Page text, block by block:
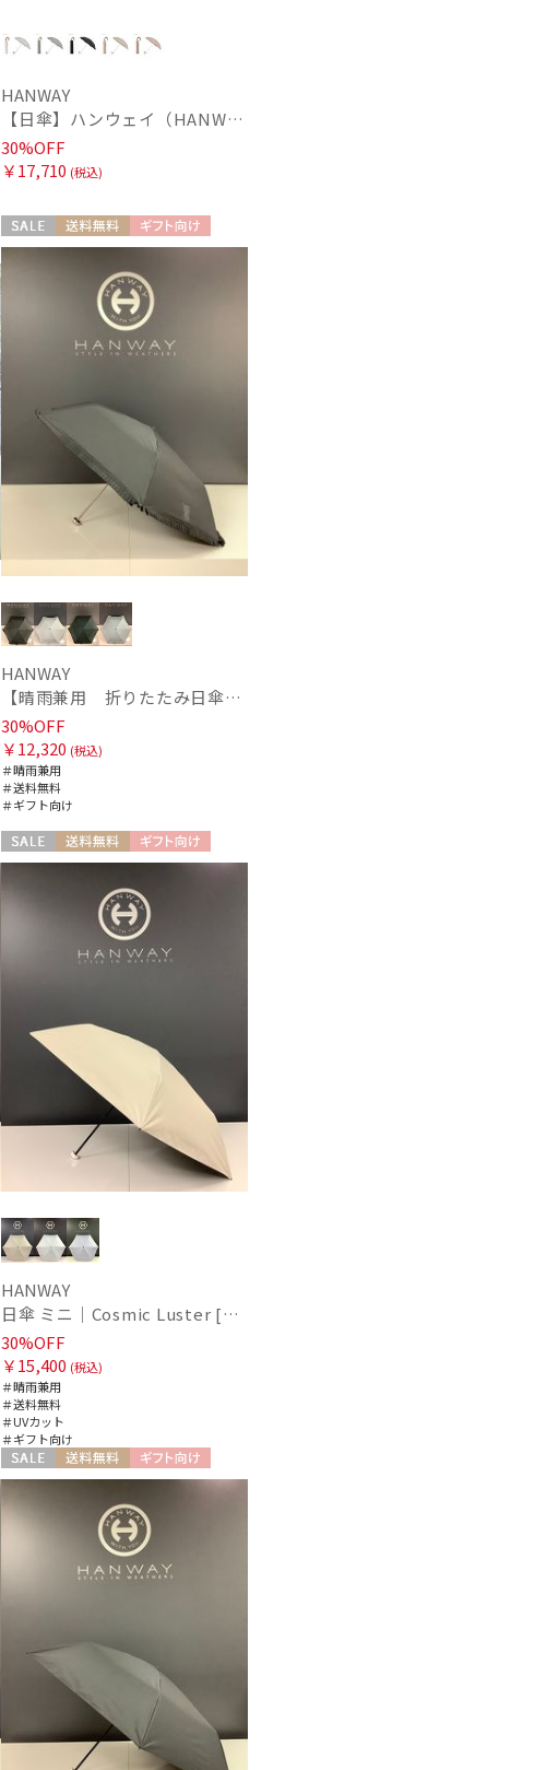
HANWAY
【日傘】ハンウェイ（HANWAY）Aoi 折りたたみ 木棒【公式ムーンバット】[Aoi]純パラソル UV 手開き 日本製 高級日傘
30%OFF
￥17,710 (税込)
セール 送料無料
ギフト向け
HANWAY
【晴雨兼用 折りたたみ日傘】ハンウェイ（ＨＡＮＷＡＹ）Eyelashes frill（アイラッシュ・フリル）
30%OFF
￥12,320 (税込)
＃晴雨兼用
＃送料無料
＃ギフト向け
セール 送料無料
ギフト向け
HANWAY
日傘 ミニ｜Cosmic Luster [HANWAY]
30%OFF
￥15,400 (税込)
＃晴雨兼用
＃送料無料
＃UVカット
＃ギフト向け
セール 送料無料
ギフト向け
WOMEN